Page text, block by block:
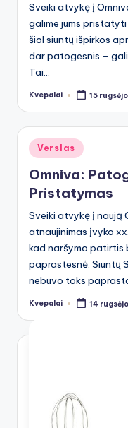
Sveiki atvykę į
galime jums pristatyti
šiol siuntų išpirkos
dar patogesnis –
Tai…
Posted
Kvepalai 15
Posted
in
Verslas
Omniva:
Pristatymas
Sveiki atvykę į naują
atnaujinimas įvyko
kad naršymo patirtis
paprastesnė. Siuntų
nebuvo toks
Posted
Kvepalai 14